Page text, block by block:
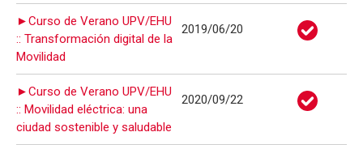
►Curso de Verano UPV/EHU
:: Transformación digital de la
Movilidad
2019/06/20
►Curso de Verano UPV/EHU
:: Movilidad eléctrica: una
ciudad sostenible y saludable
2020/09/22